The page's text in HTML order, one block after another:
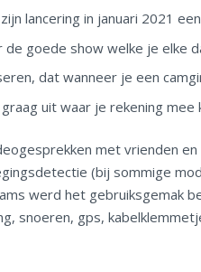
lancering in januari 2021
de goede show welke je elke
dat wanneer je een
uit waar je rekening mee
met vrienden
(bij sommige
werd het
snoeren, gps,